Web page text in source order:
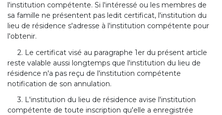
l'institution compétente. Si l'intéressé ou les membres de
sa famille ne présentent pas ledit certificat, l'institution du
lieu de résidence s'adresse à l'institution compétente pour
l'obtenir.
2. Le certificat visé au paragraphe 1er du présent article
reste valable aussi longtemps que l'institution du lieu de
résidence n'a pas reçu de l'institution compétente
notification de son annulation.
3. L'institution du lieu de résidence avise l'institution
compétente de toute inscription qu'elle a enregistrée